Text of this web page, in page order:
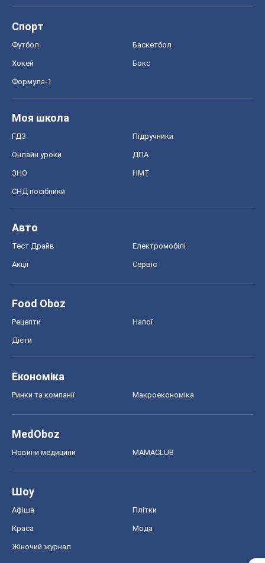
Спорт
Футбол Баскетбол
Хокей Бокс
Формула-1
Моя школа
ГДЗ Підручники
Онлайн уроки ДПА
ЗНО НМТ
СНД посібники
Авто
Тест Драйв Електромобілі
Акції Сервіс
Food Oboz
Рецепти Напої
Дієти
Економіка
Ринки та компанії Макроекономіка
MedOboz
Новини медицини MAMACLUB
Шоу
Афіша Плітки
Краса Мода
Жіночий журнал